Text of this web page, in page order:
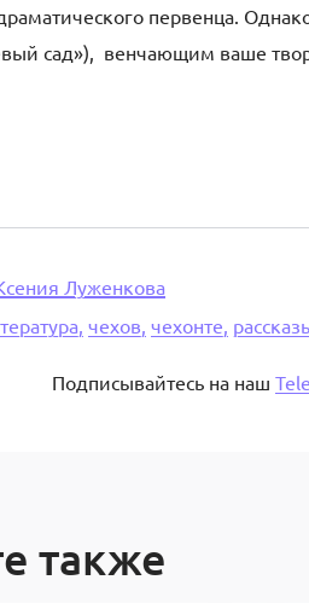
первенца.
сад»), венчающим ваше
Луженкова
чехов, чехонте,
Подписывайтесь на наш
также